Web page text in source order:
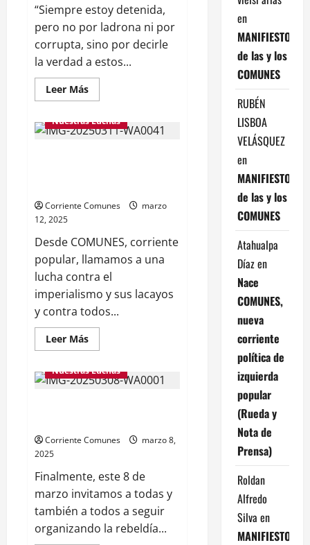
“Siempre estoy detenida,
pero no por ladrona ni por
corrupta, sino por decirle
la verdad a estos...
Leer MásLeer
más
ARGENTINA:
UN
COMUNES
Nuestras Luchas
Corriente Comunes
marzo
12, 2025
Desde COMUNES, corriente
popular, llamamos a una
lucha contra el
imperialismo y sus lacayos
y contra todos...
Leer MásLeer
más
COMUNES:
LAS
NEOLIBERAL
Documentos
Luchas Globales
Nuestras Luchas
Corriente Comunes
marzo 8,
2025
Finalmente, este 8 de
marzo invitamos a todas y
también a todos a seguir
organizando la rebeldía...
en
MANIFIESTO
de las y los
COMUNES
RUBÉN
LISBOA
VELÁSQUEZ
en
MANIFIESTO
de las y los
COMUNES
Atahualpa
Díazen
Nace
COMUNES,
nueva
corriente
política de
izquierda
popular
(Rueda y
Nota de
Prensa)
Roldan
Alfredo
Silva en
MANIFIESTO